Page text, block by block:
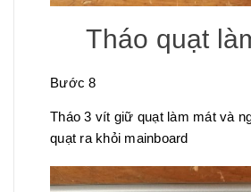
Tháo quạt
Bước 8
Tháo 3 vít giữ quạt làm mát và
quạt ra khỏi mainboard